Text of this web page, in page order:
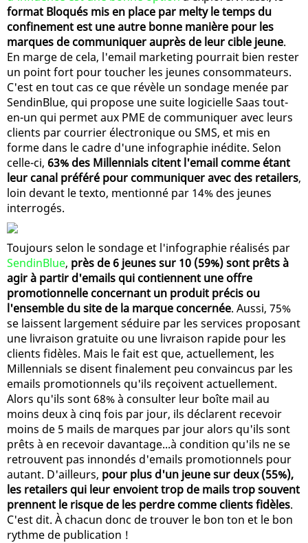
format Bloqués mis en place par melty le temps du
confinement est une autre bonne manière pour les
marques de communiquer auprès de leur cible jeune.
En marge de cela, l'email marketing pourrait bien rester
un point fort pour toucher les jeunes consommateurs.
C'est en tout cas ce que révèle un sondage menée par
SendinBlue, qui propose une suite logicielle Saas tout-
en-un qui permet aux PME de communiquer avec leurs
clients par courrier électronique ou SMS, et mis en
forme dans le cadre d'une infographie inédite. Selon
celle-ci, 63% des Millennials citent l'email comme étant
leur canal préféré pour communiquer avec des retailers,
loin devant le texto, mentionné par 14% des jeunes
interrogés.
Toujours selon le sondage et l'infographie réalisés par
SendinBlue, près de 6 jeunes sur 10 (59%) sont prêts à
agir à partir d'emails qui contiennent une offre
promotionnelle concernant un produit précis ou
l'ensemble du site de la marque concernée. Aussi, 75%
se laissent largement séduire par les services proposant
une livraison gratuite ou une livraison rapide pour les
clients fidèles. Mais le fait est que, actuellement, les
Millennials se disent finalement peu convaincus par les
emails promotionnels qu'ils reçoivent actuellement.
Alors qu'ils sont 68% à consulter leur boîte mail au
moins deux à cinq fois par jour, ils déclarent recevoir
moins de 5 mails de marques par jour alors qu'ils sont
prêts à en recevoir davantage...à condition qu'ils ne se
retrouvent pas innondés d'emails promotionnels pour
autant. D'ailleurs, pour plus d'un jeune sur deux (55%),
les retailers qui leur envoient trop de mails trop souvent
prennent le risque de les perdre comme clients fidèles.
C'est dit. À chacun donc de trouver le bon ton et le bon
rythme de publication !